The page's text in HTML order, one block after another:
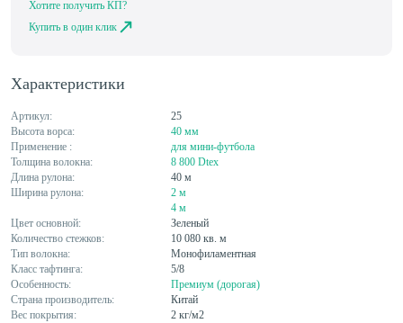
Характеристики
Артикул:
25
Высота ворса:
40 мм
Применение :
для мини-футбола
Толщина волокна:
8 800 Dtex
Длина рулона:
40 м
Ширина рулона:
2 м
4 м
Цвет основной:
Зеленый
Количество стежков:
10 080 кв. м
Тип волокна:
Монофиламентная
Класс тафтинга:
5/8
Особенность:
Премиум (дорогая)
Страна производитель:
Китай
Вес покрытия:
2 кг/м2
Хотите получить КП?
Купить в один клик